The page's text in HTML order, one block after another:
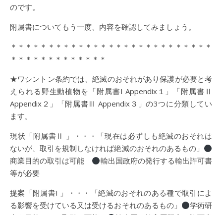
のです。
附属書についてもう一度、内容を確認してみましょう。
＊＊＊＊＊＊＊＊＊＊＊＊＊＊＊＊＊＊＊＊＊＊＊＊＊＊＊
＊＊＊＊＊＊＊＊＊＊＊＊＊
★ワシントン条約では、絶滅のおそれがあり保護が必要と考
えられる野生動植物を「附属書I Appendix１」「附属書Ⅱ
Appendix２」「附属書Ⅲ Appendix３」の3つに分類してい
ます。
現状「附属書Ⅱ 」・・・「現在は必ずしも絶滅のおそれは
ないが、取引を規制しなければ絶滅のおそれのあるもの」
商業目的の取引は可能
輸出国政府の発行する輸出許可書
等が必要
提案「附属書I 」・・・「絶滅のおそれのある種で取引によ
る影響を受けている又は受けるおそれのあるもの」
学術研